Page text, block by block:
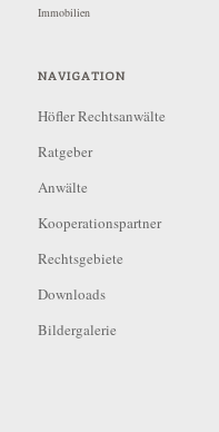
NAVIGATION
Höfler Rechtsanwälte
Ratgeber
Anwälte
Kooperationspartner
Rechtsgebiete
Downloads
Bildergalerie